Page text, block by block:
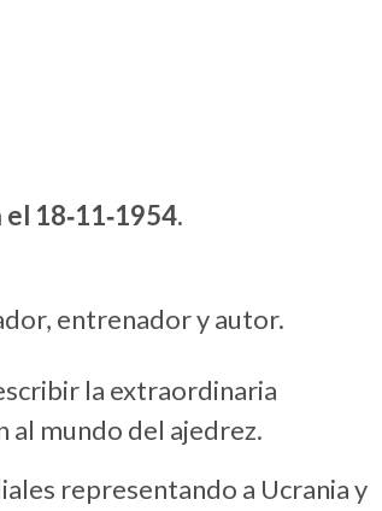
18‑11‑1954.
entrenador y autor.
la extraordinaria
al mundo del ajedrez.
representando a Ucrania y